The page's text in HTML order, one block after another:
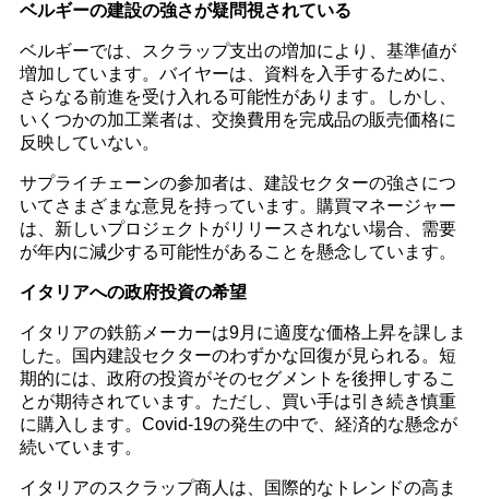
ベルギーの建設の強さが疑問視されている
ベルギーでは、スクラップ支出の増加により、基準値が
増加しています。バイヤーは、資料を入手するために、
さらなる前進を受け入れる可能性があります。しかし、
いくつかの加工業者は、交換費用を完成品の販売価格に
反映していない。
サプライチェーンの参加者は、建設セクターの強さにつ
いてさまざまな意見を持っています。購買マネージャー
は、新しいプロジェクトがリリースされない場合、需要
が年内に減少する可能性があることを懸念しています。
イタリアへの政府投資の希望
イタリアの鉄筋メーカーは9月に適度な価格上昇を課しま
した。国内建設セクターのわずかな回復が見られる。短
期的には、政府の投資がそのセグメントを後押しするこ
とが期待されています。ただし、買い手は引き続き慎重
に購入します。Covid-19の発生の中で、経済的な懸念が
続いています。
イタリアのスクラップ商人は、国際的なトレンドの高ま